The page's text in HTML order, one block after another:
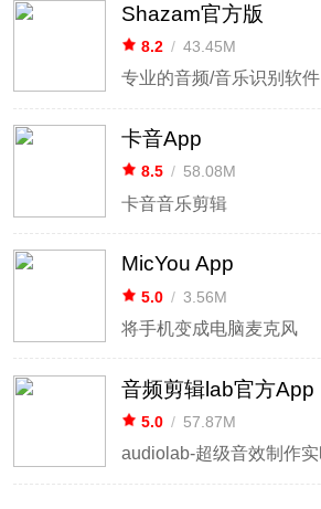
Shazam官方版
8.2 / 43.45M
专业的音频/音乐识别软件
卡音App
8.5 / 58.08M
卡音音乐剪辑
MicYou App
5.0 / 3.56M
将手机变成电脑麦克风
音频剪辑lab官方App
5.0 / 57.87M